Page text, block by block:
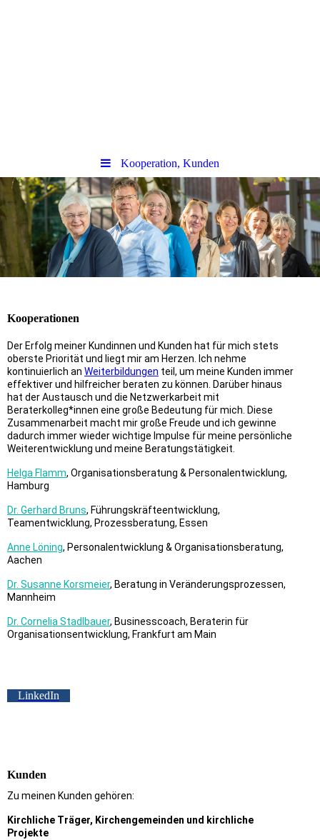
Kooperation, Kunden
Kooperationen
Der Erfolg meiner Kundinnen und Kunden hat für mich stets
oberste Priorität und liegt mir am Herzen. Ich nehme
kontinuierlich an Weiterbildungen teil, um meine Kunden immer
effektiver und hilfreicher beraten zu können. Darüber hinaus
hat der Austausch und die Netzwerkarbeit mit
Beraterkolleg*innen eine große Bedeutung für mich. Diese
Zusammenarbeit macht mir große Freude und ich gewinne
dadurch immer wieder wichtige Impulse für meine persönliche
Weiterentwicklung und meine Beratungstätigkeit.
Helga Flamm, Organisationsberatung & Personalentwicklung,
Hamburg
Dr. Gerhard Bruns, Führungskräfteentwicklung,
Teamentwicklung, Prozessberatung, Essen
Anne Löning, Personalentwicklung & Organisationsberatung,
Aachen
Dr. Susanne Korsmeier, Beratung in Veränderungsprozessen,
Mannheim
Dr. Cornelia Stadlbauer, Businesscoach, Beraterin für
Organisationsentwicklung, Frankfurt am Main
LinkedIn
Kunden
Zu meinen Kunden gehören:
Kirchliche Träger, Kirchengemeinden und kirchliche
Projekte